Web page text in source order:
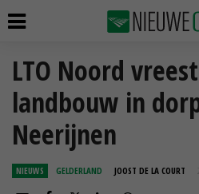
LTO Noord
landbouw in
Neerijnen
NIEUWS GELDERLAND JOOST DE LA COURT